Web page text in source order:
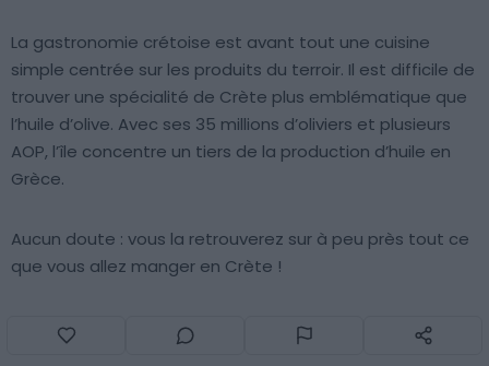
La gastronomie crétoise est avant tout une cuisine
simple centrée sur les produits du terroir. Il est difficile de
trouver une spécialité de Crète plus emblématique que
l’huile d’olive. Avec ses 35 millions d’oliviers et plusieurs
AOP, l’île concentre un tiers de la production d’huile en
Grèce.
Aucun doute : vous la retrouverez sur à peu près tout ce
que vous allez manger en Crète !
21. Les herbes et aromates